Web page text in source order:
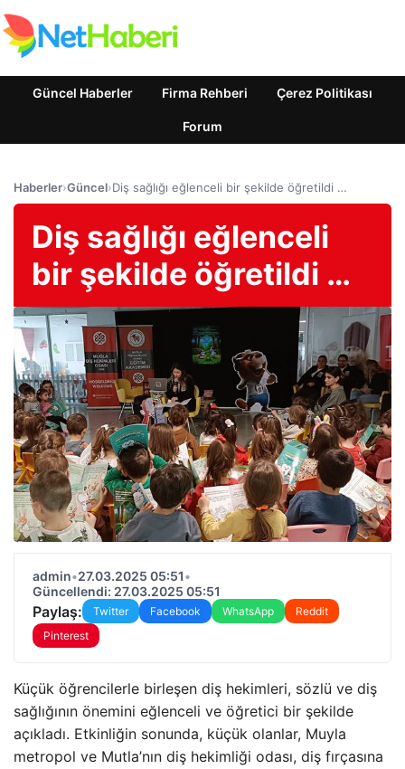
Güncel Haberler Firma Rehberi Çerez Politikası
Forum
Haberler›Güncel›Diş sağlığı eğlenceli bir şekilde öğretildi …
Diş sağlığı eğlenceli
bir şekilde öğretildi …
admin•27.03.2025 05:51•
Güncellendi: 27.03.2025 05:51
Paylaş: Twitter Facebook WhatsApp
Reddit
Pinterest
Küçük öğrencilerle birleşen diş hekimleri, sözlü ve diş
sağlığının önemini eğlenceli ve öğretici bir şekilde
açıkladı. Etkinliğin sonunda, küçük olanlar, Muyla
metropol ve Mutla’nın diş hekimliği odası, diş fırçasına